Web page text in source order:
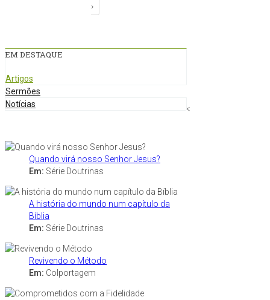
›
EM DESTAQUE
Artigos
Sermões
Notícias
Quando virá nosso Senhor Jesus?
Em: Série Doutrinas
A história do mundo num capítulo da
Bíblia
Em: Série Doutrinas
Revivendo o Método
Em: Colportagem
<